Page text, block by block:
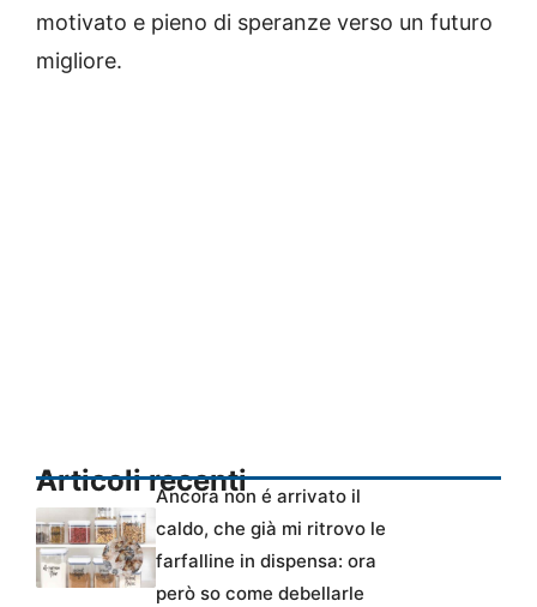
motivato e pieno di speranze verso un futuro
migliore.
Articoli recentiAncora non é arrivato il
caldo, che già mi ritrovo le
farfalline in dispensa: ora
però so come debellarle